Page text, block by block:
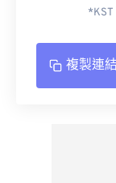
*KST
複製連